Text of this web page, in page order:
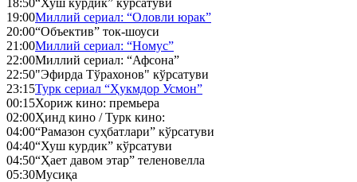
19:00Миллий сериал: “Оловли юрак”
20:00“Объектив” ток-шоуси
21:00Миллий сериал: “Номус”
22:00Миллий сериал: “Афсона”
22:50"Эфирда Тўрахонов" кўрсатуви
23:15Турк сериал “Ҳукмдор Усмон”
00:15Хориж кино: премьера
02:00Ҳинд кино / Турк кино:
04:00“Рамазон суҳбатлари” кўрсатуви
04:40“Хуш курдик” кўрсатуви
04:50“Ҳает давом этар” теленовелла
05:30Мусиқа